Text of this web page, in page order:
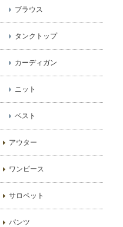
ブラウス
タンクトップ
カーディガン
ニット
ベスト
アウター
ワンピース
サロペット
パンツ